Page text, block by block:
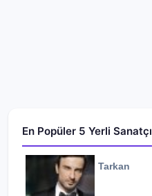
En Popüler 5 Yerli Sanatçı
Tarkan